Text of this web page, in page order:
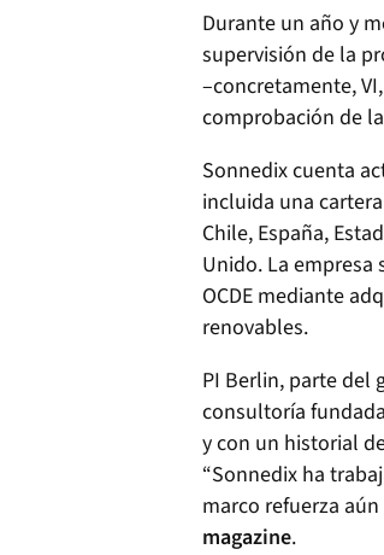
Durante un año y
supervisión de la
–concretamente, VI,
comprobación de
Sonnedix cuenta
incluida una
Chile, España,
Unido. La
OCDE mediante
renovables.
PI Berlin, parte del
consultoría
y con un historial
“Sonnedix ha
marco refuerza
magazine.